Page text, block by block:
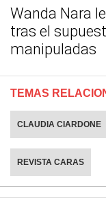
Wanda Nara
tras el
manipuladas
TEMAS
CLAUDIA CIARDONE
REVISTA CARAS